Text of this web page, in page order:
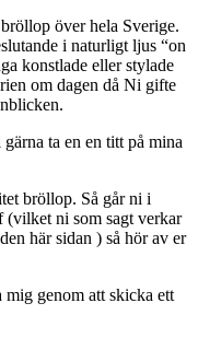
över hela Sverige.
i naturligt ljus “on
konstlade eller stylade
om dagen då Ni gifte
.
ta en en titt på mina
bröllop. Så går ni i
(vilket ni som sagt verkar
här sidan ) så hör av er
genom att skicka ett